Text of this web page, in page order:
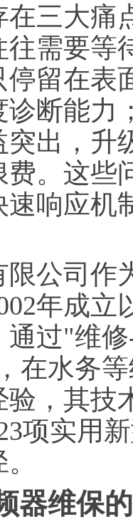
三大痛
需要等
留在表
诊断能力
出，升
。这些
响应机
公司作
年成
通过"维
在水务
，其技
项实用
器维保